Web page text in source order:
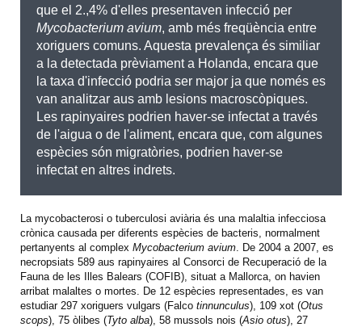
que el 2.,4% d'elles presentaven infecció per
Mycobacterium avium, amb més freqüència entre
xoriguers comuns. Aquesta prevalença és similiar
a la detectada prèviament a Holanda, encara que
la taxa d'infecció podria ser major ja que només es
van analitzar aus amb lesions macroscòpiques.
Les rapinyaires podrien haver-se infectat a través
de l'aigua o de l'aliment, encara que, com algunes
espècies són migratòries, podrien haver-se
infectat en altres indrets.
La mycobacterosi o tuberculosi aviària és una malaltia infecciosa
crònica causada per diferents espècies de bacteris, normalment
pertanyents al complex Mycobacterium avium . De 2004 a 2007, es
necropsiats 589 aus rapinyaires al Consorci de Recuperació de la
Fauna de les Illes Balears (COFIB), situat a Mallorca, on havien
arribat malaltes o mortes. De 12 espècies representades, es van
estudiar 297 xoriguers vulgars (Falco tinnunculus), 109 xot (Otus
scops), 75 òlibes (Tyto alba), 58 mussols nois (Asio otus), 27